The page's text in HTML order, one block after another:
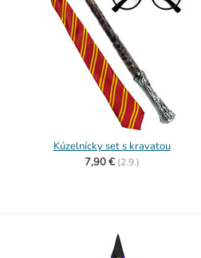
Kúzelnícky set s kravatou
7,90 € (2.9.)